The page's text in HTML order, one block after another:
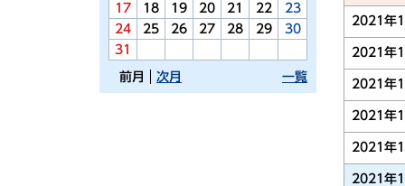
17
18 19 20 21 22
23
24
25 26 27 28 29
30
31
前月 一覧
次月
2021年
2021年
2021年
2021年
2021年
2021年